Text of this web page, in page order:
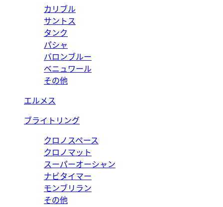
カリブル
サントス
タンク
パシャ
バロンブルー
ベニュワール
その他
エルメス
ブライトリング
クロノスペース
クロノマット
スーパーオーシャン
ナビタイマー
モンブリラン
その他